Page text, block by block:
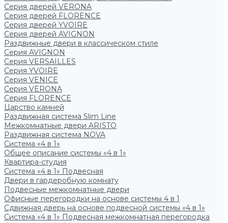
Серия дверей VERONA
Серия дверей FLORENCE
Серия дверей YVOIRE
Серия дверей AVIGNON
Раздвижные двери в классическом стиле
Серия AVIGNON
Серия VERSAILLES
Серия YVOIRE
Серия VENICE
Серия VERONA
Серия FLORENCE
Царство камней
Раздвижная система Slim Line
Межкомнатные двери ARISTO
Раздвижная система NOVA
Система «4 в 1»
Общее описание системы «4 в 1»
Квартира-студия
Система «4 в 1» Подвесная
Двери в гардеробную комнату
Подвесные межкомнатные двери
Офисные перегородки на основе системы 4 в 1
Сдвижная дверь на основе подвесной системы «4 в 1»
Система «4 в 1» Подвесная межкомнатная перегородка